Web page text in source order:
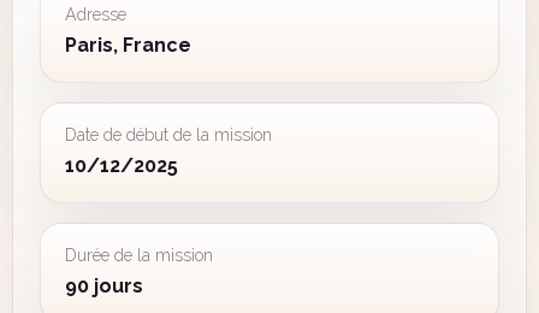
Adresse
Paris, France
Date de début de la mission
10/12/2025
Durée de la mission
90 jours